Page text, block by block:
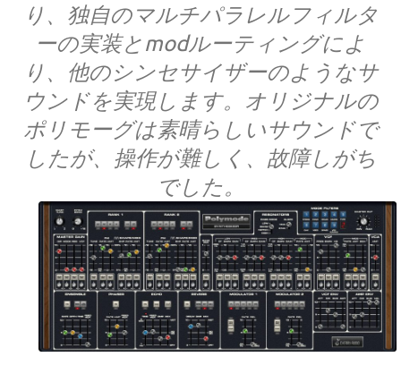
り、独自のマルチパラレルフィルタ
ーの実装とmodルーティングによ
り、他のシンセサイザーのようなサ
ウンドを実現します。オリジナルの
ポリモーグは素晴らしいサウンドで
したが、操作が難しく、故障しがち
でした。